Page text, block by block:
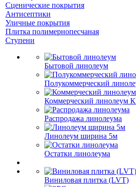
Сценические покрытия
Антисептики
Уличные покрытия
Плитка полимернопесчаная
Ступени
Бытовой линолеум
Полукоммерческий
Коммерческий линолеум
Распродажа линолеума
Линолеум ширина 5м
Остатки линолеума
Виниловая плитка (LVT)